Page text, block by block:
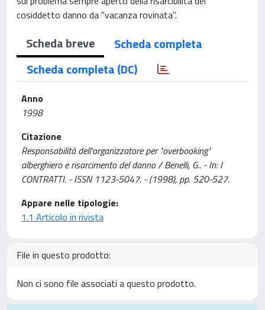
cosiddetto danno da "vacanza rovinata".
Scheda breve
Scheda completa
Scheda completa (DC)
Anno
1998
Citazione
Responsabilità dell'organizzatore per "overbooking"
alberghiero e risarcimento del danno / Benelli, G.. - In: I
CONTRATTI. - ISSN 1123-5047. - (1998), pp. 520-527.
Appare nelle tipologie:
1.1 Articolo in rivista
File in questo prodotto:
Non ci sono file associati a questo prodotto.